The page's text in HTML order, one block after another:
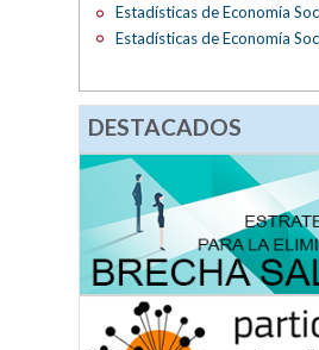
Estadísticas de Economía
Estadísticas de Economía
DESTACADOS